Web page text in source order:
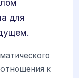
для
к